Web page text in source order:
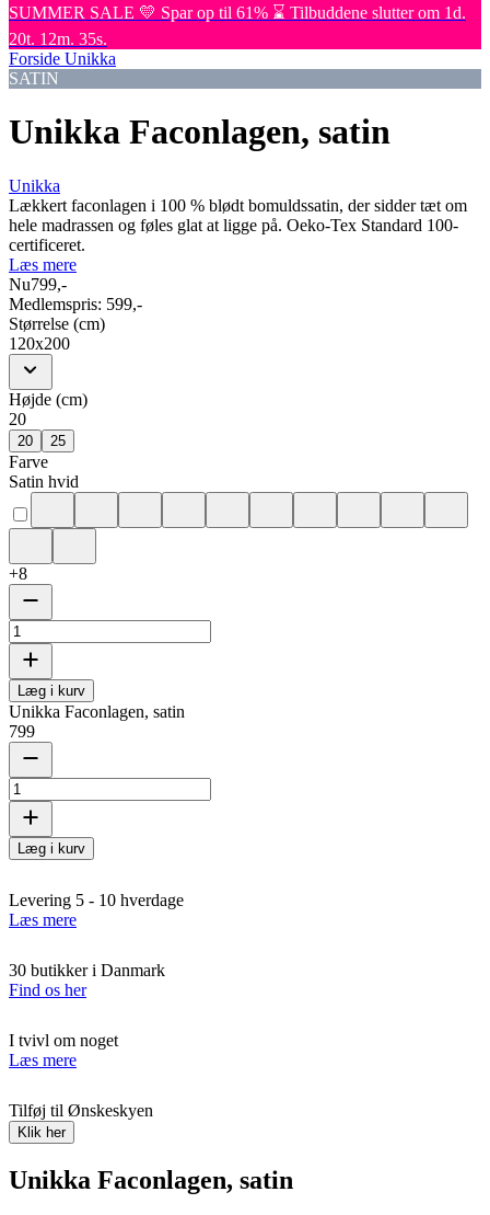
SUMMER SALE 💛 Spar op til 61% ⌛ Tilbuddene slutter om 1d.
20t. 12m. 35s.
Forside Unikka
SATIN
Unikka Faconlagen, satin
Unikka
Lækkert faconlagen i 100 % blødt bomuldssatin, der sidder tæt om
hele madrassen og føles glat at ligge på. Oeko-Tex Standard 100-
certificeret.
Læs mere
Nu799,-
Medlemspris: 599,-
Størrelse (cm)
120x200
Højde (cm)
20
20 25
Farve
Satin hvid
+8
Læg i kurv
Unikka Faconlagen, satin
799
Læg i kurv
Levering 5 - 10 hverdage
Læs mere
30 butikker i Danmark
Find os her
I tvivl om noget
Læs mere
Tilføj til Ønskeskyen
Klik her
Unikka Faconlagen, satin